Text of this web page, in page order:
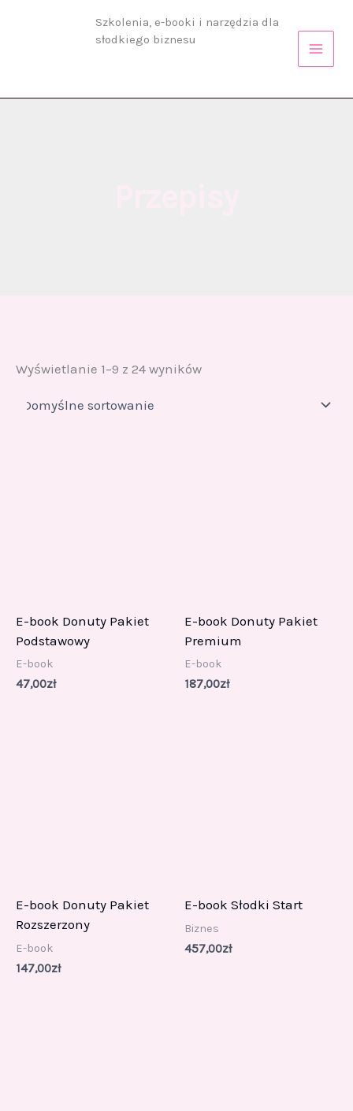
Szkolenia, e-booki i narzędzia dla
słodkiego biznesu
Wyświetlanie 1–9 z 24 wyników
E-book Donuty Pakiet
Podstawowy
E-book
47,00zł
E-book Donuty Pakiet
Premium
E-book
187,00zł
E-book Donuty Pakiet
Rozszerzony
E-book
147,00zł
E-book Słodki Start
Biznes
457,00zł